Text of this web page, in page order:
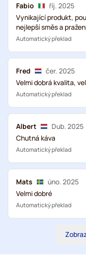
Fabio
říj. 2025
Vynikající produkt,
nejlepší směs a
Automatický překlad
Fred
čer. 2025
Velmi dobrá kvalita,
Automatický překlad
Albert
Dub. 2025
Chutná káva
Automatický překlad
Mats
úno. 2025
Velmi dobré
Automatický překlad